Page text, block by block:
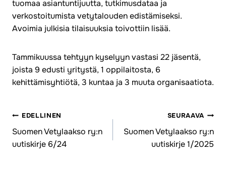
tuomaa asiantuntijuutta, tutkimusdataa ja
verkostoitumista vetytalouden edistämiseksi.
Avoimia julkisia tilaisuuksia toivottiin lisää.
Tammikuussa tehtyyn kyselyyn vastasi 22 jäsentä,
joista 9 edusti yritystä, 1 oppilaitosta, 6
kehittämisyhtiötä, 3 kuntaa ja 3 muuta organisaatiota.
Artikkelien
selaus
EDELLINEN
Suomen Vetylaakso ry:n
uutiskirje 6/24
SEURAAVA
Suomen Vetylaakso ry:n
uutiskirje 1/2025